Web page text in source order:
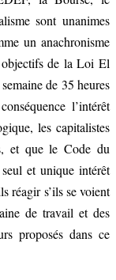
sont unanimes
un anachronisme
objectifs de la Loi El
de 35 heures
l’intérêt
les capitalistes
et que le Code du
et unique intérêt
réagir s’ils se voient
de travail et des
proposés dans ce